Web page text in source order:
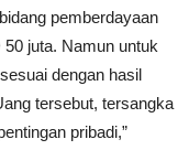
pemberdayaan
juta. Namun untuk
dengan hasil
tersebut, tersangka
pribadi,”